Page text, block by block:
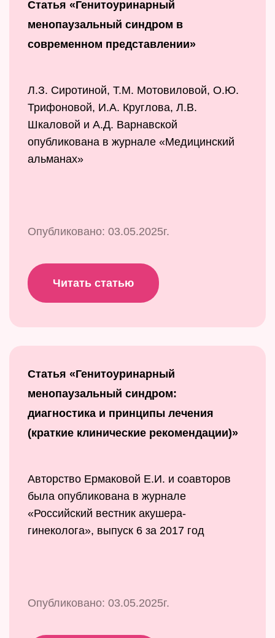
Статья «Генитоуринарный
менопаузальный синдром в
современном представлении»
Л.З. Сиротиной, Т.М. Мотовиловой, О.Ю.
Трифоновой, И.А. Круглова, Л.В.
Шкаловой и А.Д. Варнавской
опубликована в журнале «Медицинский
альманах»
Опубликовано: 03.05.2025г.
Читать статью
Статья «Генитоуринарный
менопаузальный синдром:
диагностика и принципы лечения
(краткие клинические рекомендации)»
Авторство Ермаковой Е.И. и соавторов
была опубликована в журнале
«Российский вестник акушера-
гинеколога», выпуск 6 за 2017 год
Опубликовано: 03.05.2025г.